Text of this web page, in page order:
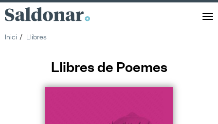
Saldonar
Inici
Llibres
Llibres de Poemes